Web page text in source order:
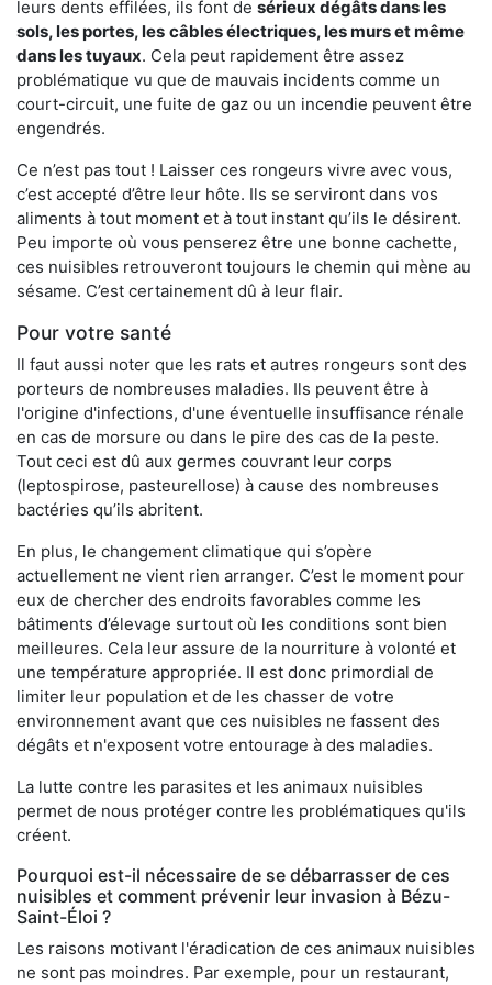
leurs dents effilées, ils font de sérieux dégâts dans les
sols, les portes, les câbles électriques, les murs et même
dans les tuyaux. Cela peut rapidement être assez
problématique vu que de mauvais incidents comme un
court-circuit, une fuite de gaz ou un incendie peuvent être
engendrés.
Ce n’est pas tout ! Laisser ces rongeurs vivre avec vous,
c’est accepté d’être leur hôte. Ils se serviront dans vos
aliments à tout moment et à tout instant qu’ils le désirent.
Peu importe où vous penserez être une bonne cachette,
ces nuisibles retrouveront toujours le chemin qui mène au
sésame. C’est certainement dû à leur flair.
Pour votre santé
Il faut aussi noter que les rats et autres rongeurs sont des
porteurs de nombreuses maladies. Ils peuvent être à
l'origine d'infections, d'une éventuelle insuffisance rénale
en cas de morsure ou dans le pire des cas de la peste.
Tout ceci est dû aux germes couvrant leur corps
(leptospirose, pasteurellose) à cause des nombreuses
bactéries qu’ils abritent.
En plus, le changement climatique qui s’opère
actuellement ne vient rien arranger. C’est le moment pour
eux de chercher des endroits favorables comme les
bâtiments d’élevage surtout où les conditions sont bien
meilleures. Cela leur assure de la nourriture à volonté et
une température appropriée. Il est donc primordial de
limiter leur population et de les chasser de votre
environnement avant que ces nuisibles ne fassent des
dégâts et n'exposent votre entourage à des maladies.
La lutte contre les parasites et les animaux nuisibles
permet de nous protéger contre les problématiques qu'ils
créent.
Pourquoi est-il nécessaire de se débarrasser de ces
nuisibles et comment prévenir leur invasion à Bézu-
Saint-Éloi ?
Les raisons motivant l'éradication de ces animaux nuisibles
ne sont pas moindres. Par exemple, pour un restaurant,